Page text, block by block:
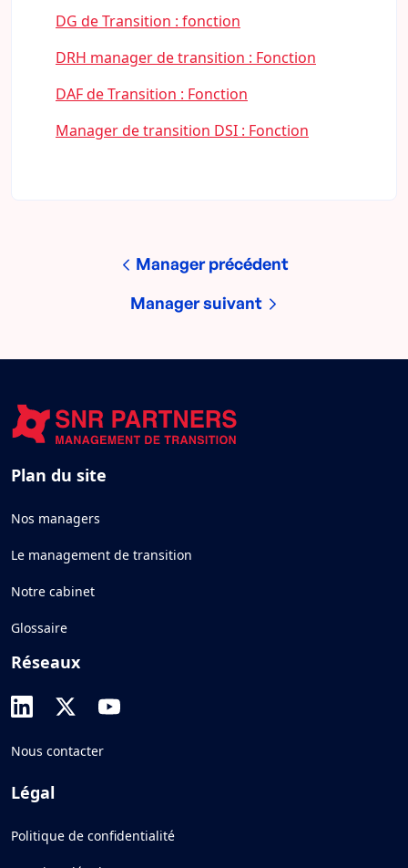
DG de Transition : fonction
DRH manager de transition : Fonction
DAF de Transition : Fonction
Manager de transition DSI : Fonction
Manager précédent
Manager suivant
Plan du site
Nos managers
Le management de transition
Notre cabinet
Glossaire
Réseaux
Nous contacter
Légal
Politique de confidentialité